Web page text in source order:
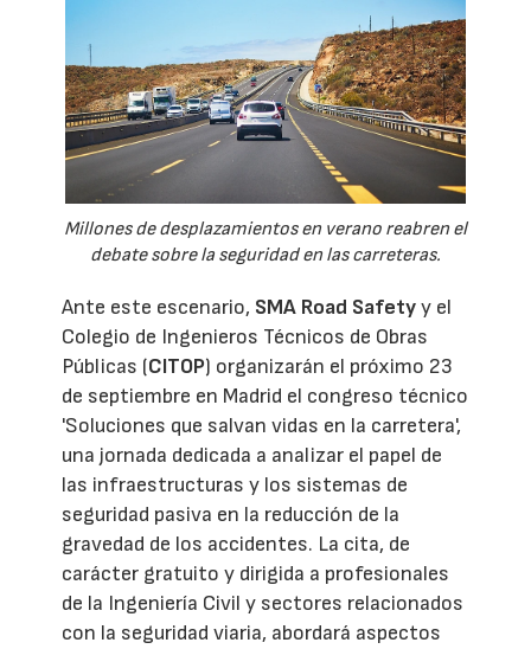
Millones de desplazamientos en verano reabren el
debate sobre la seguridad en las carreteras.
Ante este escenario, SMA Road Safetyy el
Colegio de Ingenieros Técnicos de Obras
Públicas (CITOP) organizarán el próximo 23
de septiembre en Madrid el congreso técnico
'Soluciones que salvan vidas en la carretera',
una jornada dedicada a analizar el papel de
las infraestructuras y los sistemas de
seguridad pasiva en la reducción de la
gravedad de los accidentes. La cita, de
carácter gratuito y dirigida a profesionales
de la Ingeniería Civil y sectores relacionados
con la seguridad viaria, abordará aspectos